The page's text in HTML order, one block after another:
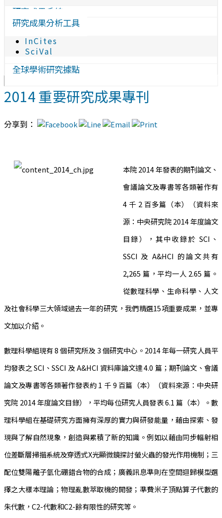
研究成果系統
研究成果分析工具
InCites
SciVal
全球學術研究據點
2014 重要研究成果專刊
分享到：
本院 2014 年發表的期刊論文、
會議論文及專書等各類著作有
4 千 2 百多篇（本）（資料來
源：中央研究院 2014 年度論文
目錄），其中收錄於 SCI、
SSCI 及 A&HCI 的論文共有
2,265 篇，平均一人 2.65 篇。
從數理科學、生命科學、人文
及社會科學三大領域過去一年的研究，我們精選15項重要成果，並專
文加以介紹。
數理科學組現有 8 個研究所及 3 個研究中心。2014 年每一研究人員平
均發表之 SCI、SSCI 及 A&HCI 資料庫論文達 4.0 篇；期刊論文、會議
論文及專書等各類著作發表約 1 千 9 百篇（本）（資料來源：中央研
究院 2014 年度論文目錄），平均每位研究人員發表 6.1 篇（本）。數
理科學組在基礎研究方面擁有深厚的實力與研發能量，藉由探索、發
現與了解自然現象，創造與累積了新的知識。例如以藉由同步輻射相
位差斷層掃描系統及穿透式X光顯微鏡探討螢火蟲的發光作用機制；三
配位雙陽離子氫化硼錯合物的合成；廣義訊息準則在空間迴歸模型選
擇之大樣本理論；物理亂數萃取機的開發；準費米子頂點算子代數的
朱代數，C2-代數和C2-餘有限性的研究等。